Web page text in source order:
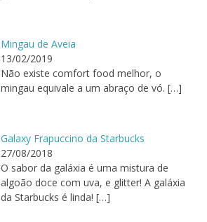
Mingau de Aveia
13/02/2019
Não existe comfort food melhor, o
mingau equivale a um abraço de vó. […]
Galaxy Frapuccino da Starbucks
27/08/2018
O sabor da galáxia é uma mistura de
algoão doce com uva, e glitter! A galáxia
da Starbucks é linda! […]